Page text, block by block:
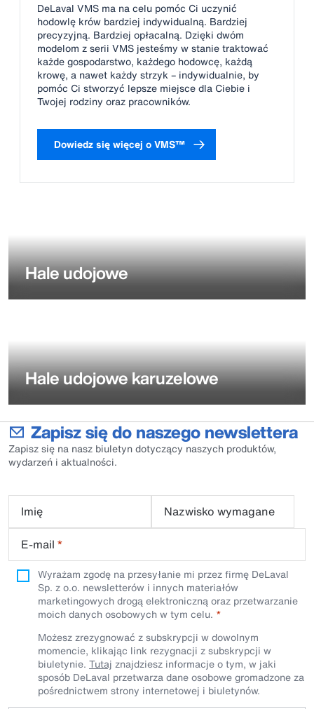
DeLaval VMS ma na celu pomóc Ci uczynić
hodowlę krów bardziej indywidualną. Bardziej
precyzyjną. Bardziej opłacalną. Dzięki dwóm
modelom z serii VMS jesteśmy w stanie traktować
każde gospodarstwo, każdego hodowcę, każdą
krowę, a nawet każdy strzyk – indywidualnie, by
pomóc Ci stworzyć lepsze miejsce dla Ciebie i
Twojej rodziny oraz pracowników.
Dowiedz się więcej o VMS™
Hale udojowe
Hale udojowe karuzelowe
Zapisz się do naszego newslettera
Zapisz się na nasz biuletyn dotyczący naszych produktów,
wydarzeń i aktualności.
Imię
Nazwisko wymagane
E-mail *
Wyrażam zgodę na przesyłanie mi przez firmę DeLaval
Sp. z o.o. newsletterów i innych materiałów
marketingowych drogą elektroniczną oraz przetwarzanie
moich danych osobowych w tym celu.
Możesz zrezygnować z subskrypcji w dowolnym
momencie, klikając link rezygnacji z subskrypcji w
biuletynie. Tutaj znajdziesz informacje o tym, w jaki
sposób DeLaval przetwarza dane osobowe gromadzone za
pośrednictwem strony internetowej i biuletynów.